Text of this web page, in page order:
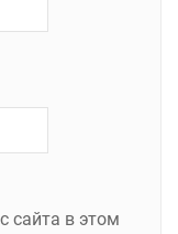
сайта в этом